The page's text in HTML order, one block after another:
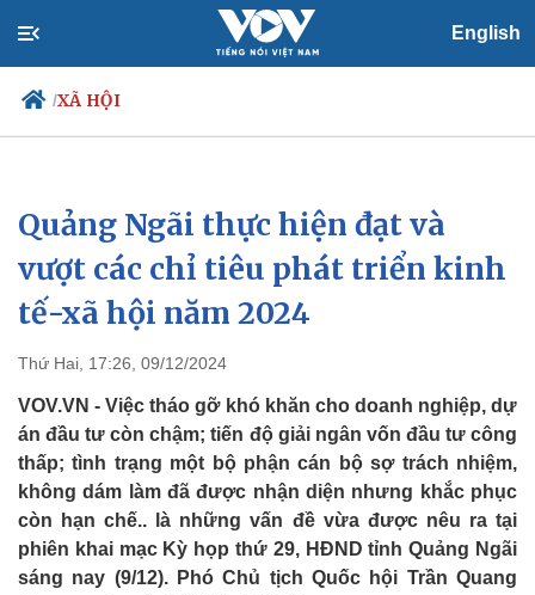
English
/XÃ HỘI
Chính trị
Đảng
Tổ chức nhân sự
Quốc hội
Nhận diện sự thật
Xã hội
Tin 24h
Dự báo thời tiết
Giáo dục
Quảng Ngãi thực hiện đạt và
vượt các chỉ tiêu phát triển kinh
tế-xã hội năm 2024
Thứ Hai, 17:26, 09/12/2024
VOV.VN - Việc tháo gỡ khó khăn cho doanh nghiệp, dự
án đầu tư còn chậm; tiến độ giải ngân vốn đầu tư công
thấp; tình trạng một bộ phận cán bộ sợ trách nhiệm,
không dám làm đã được nhận diện nhưng khắc phục
còn hạn chế.. là những vấn đề vừa được nêu ra tại
phiên khai mạc Kỳ họp thứ 29, HĐND tỉnh Quảng Ngãi
sáng nay (9/12). Phó Chủ tịch Quốc hội Trần Quang